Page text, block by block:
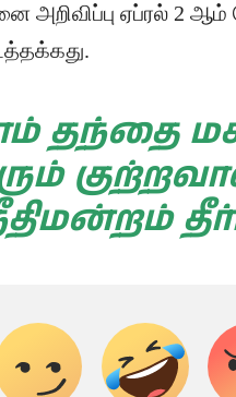
அறிவிப்பு ஏப்ரல் 2 ஆம்
தந்தை